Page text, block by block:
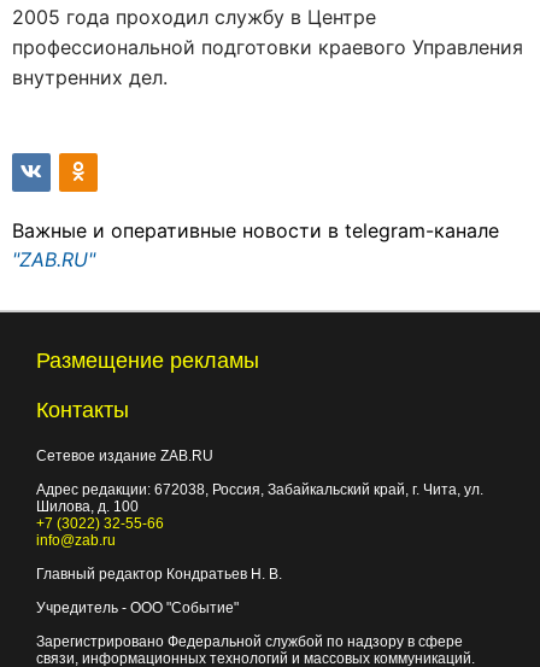
2005 года проходил службу в Центре
профессиональной подготовки краевого Управления
внутренних дел.
Важные и оперативные новости в telegram-канале
"ZAB.RU"
Размещение рекламы
Контакты
Сетевое издание ZAB.RU
Адрес редакции: 672038, Россия, Забайкальский край, г. Чита, ул.
Шилова, д. 100
+7 (3022) 32-55-66
info@zab.ru
Главный редактор Кондратьев Н. В.
Учредитель - ООО "Событие"
Зарегистрировано Федеральной службой по надзору в сфере
связи, информационных технологий и массовых коммуникаций.